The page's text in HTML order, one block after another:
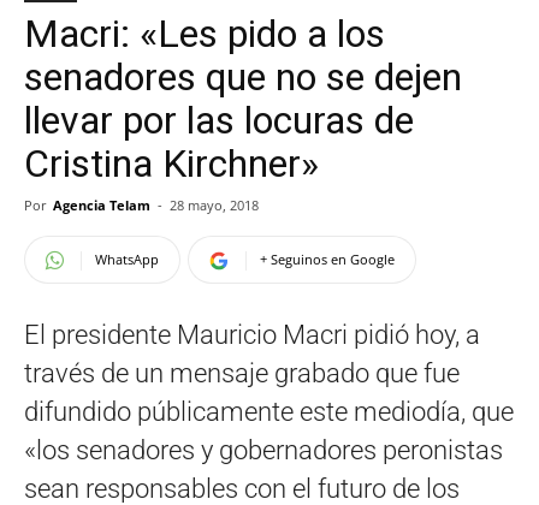
Macri: «Les pido a los
senadores que no se dejen
llevar por las locuras de
Cristina Kirchner»
Por Agencia Telam - 28 mayo, 2018
WhatsApp + Seguinos en Google
El presidente Mauricio Macri pidió hoy, a
través de un mensaje grabado que fue
difundido públicamente este mediodía, que
«los senadores y gobernadores peronistas
sean responsables con el futuro de los